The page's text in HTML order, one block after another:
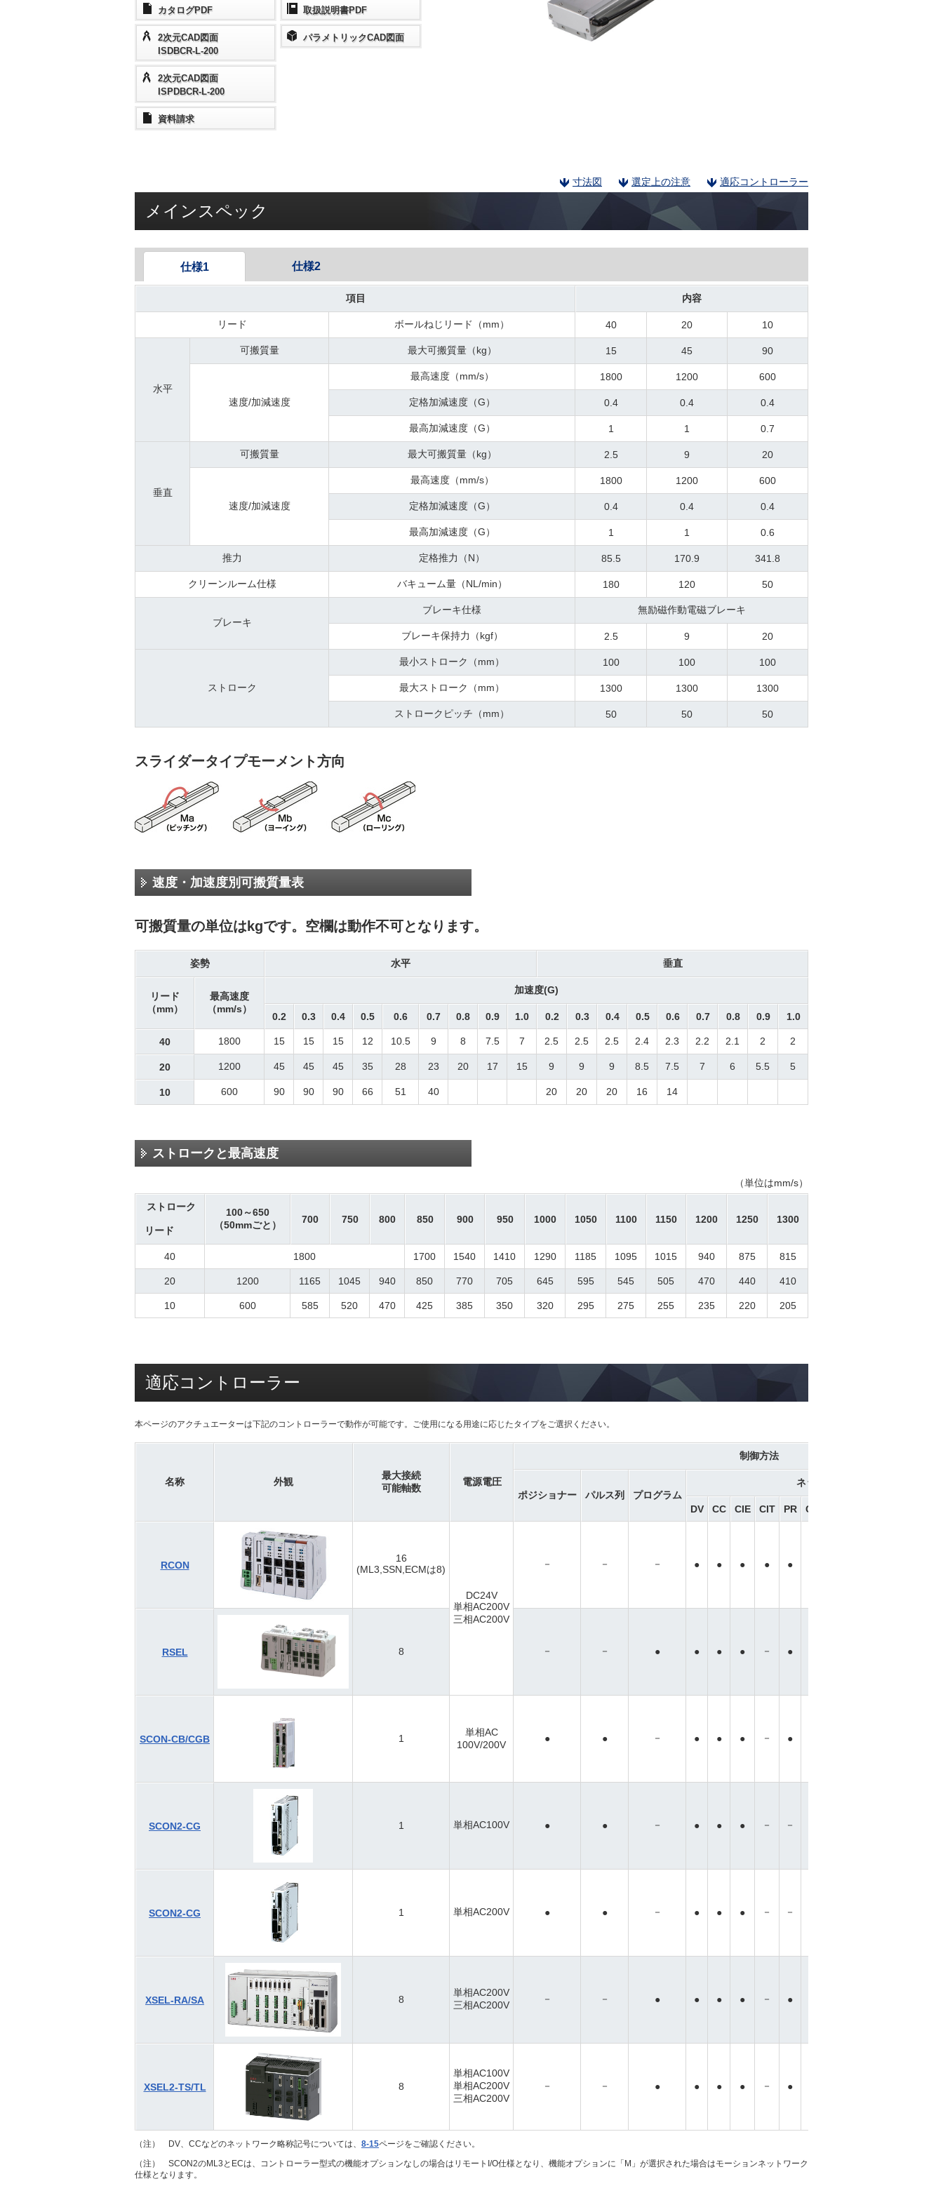
カタログPDF
2次元CAD図面
ISDBCR-L-200
2次元CAD図面
ISPDBCR-L-200
資料請求
取扱説明書PDF
パラメトリックCAD図面
寸法図 選定上の注意 適応コントローラー
メインスペック
仕様1
項目 内容
リード ボールねじリード（mm） 40 20 10
水平
可搬質量 最大可搬質量（kg） 15 45 90
速度/加減速度
最高速度（mm/s） 1800 1200 600
定格加減速度（G） 0.4 0.4 0.4
最高加減速度（G） 1 1 0.7
垂直
可搬質量 最大可搬質量（kg） 2.5 9 20
速度/加減速度
最高速度（mm/s） 1800 1200 600
定格加減速度（G） 0.4 0.4 0.4
最高加減速度（G） 1 1 0.6
推力 定格推力（N） 85.5 170.9 341.8
クリーンルーム仕様 バキューム量（NL/min） 180 120 50
ブレーキ
ブレーキ仕様 無励磁作動電磁ブレーキ
ブレーキ保持力（kgf） 2.5 9 20
ストローク
最小ストローク（mm） 100 100 100
最大ストローク（mm） 1300 1300 1300
ストロークピッチ（mm） 50 50 50
仕様2
スライダータイプモーメント方向
速度・加速度別可搬質量表
可搬質量の単位はkgです。空欄は動作不可となります。
姿勢 水平 垂直
リード
（mm）
最高速度
（mm/s）
加速度(G)
0.2 0.3 0.4 0.5 0.6 0.7 0.8 0.9 1.0 0.2 0.3 0.4 0.5 0.6 0.7 0.8 0.9 1.0
40 1800 15 15 15 12 10.5 9 8 7.5 7 2.5 2.5 2.5 2.4 2.3 2.2 2.1 2 2
20 1200 45 45 45 35 28 23 20 17 15 9 9 9 8.5 7.5 7 6 5.5 5
10 600 90 90 90 66 51 40 20 20 20 16 14
ストロークと最高速度
（単位はmm/s）
ストローク
リード
100～650
（50mmごと）
700 750 800 850 900 950 1000 1050 1100 1150 1200 1250 1300
40 1800 1700 1540 1410 1290 1185 1095 1015 940 875 815
20 1200 1165 1045 940 850 770 705 645 595 545 505 470 440 410
10 600 585 520 470 425 385 350 320 295 275 255 235 220 205
適応コントローラー
本ページのアクチュエーターは下記のコントローラーで動作が可能です。ご使用になる用途に応じたタイプをご選択ください。
名称 外観
最大接続
可能軸数
電源電圧
制御方法
ポジショナー パルス列 プログラム
ネットワーク ※選択
DV CC CIE CIT PR CN
RCON
16
(ML3,SSN,ECMは8)
DC24V
単相AC200V
三相AC200V
－ － － ● ● ● ● ●
RSEL 8 － － ● ● ● ● － ●
SCON-CB/CGB 1
単相AC
100V/200V
● ● － ● ● ● － ●
SCON2-CG 1 単相AC100V ● ● － ● ● ● － －
SCON2-CG 1 単相AC200V ● ● － ● ● ● － －
XSEL-RA/SA 8
単相AC200V
三相AC200V
－ － ● ● ● ● － ●
XSEL2-TS/TL 8
単相AC100V
単相AC200V
三相AC200V
－ － ● ● ● ● － ●
（注） DV、CCなどのネットワーク略称記号については、 8-15ページをご確認ください。
（注） SCON2のML3とECは、コントローラー型式の機能オプションなしの場合はリモートI/O仕様となり、機能オプションに「M」が選択された場合はモーションネットワーク
仕様となります。